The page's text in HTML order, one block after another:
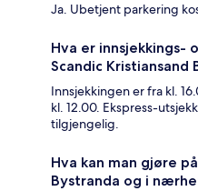
Ja. Ubetjent parkering
Hva er innsjekkings-
Scandic Kristiansand
Innsjekkingen er fra kl.
kl. 12.00. Ekspress-
tilgjengelig.
Hva kan man gjøre
Bystranda og i